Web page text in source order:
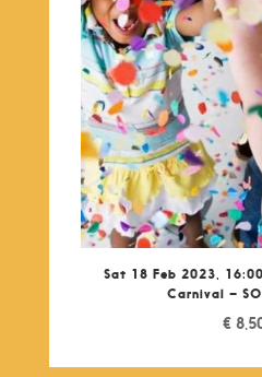
Sat 18 Feb 2023,
Carnival –
€